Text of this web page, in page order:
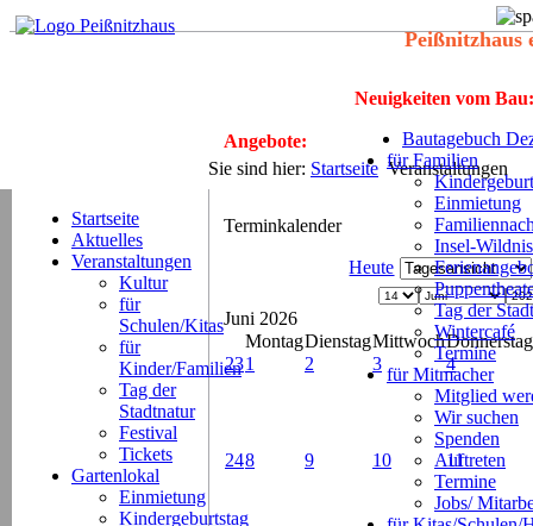
Peißnitzhaus
Neuigkeiten vom Bau:
Bautagebuch
für Familien
Einmietung
Insel-
Tag der
Wintercafé
Termine
für Mitmacher
Mitglied
Wir suchen
Spenden
Auftreten
Termine
Jobs/
Angebote:
Sie sind hier: Startseite Veranstaltungen
Startseite
Aktuelles
Veranstaltungen
Kultur
für
Schulen/Kitas
für
Kinder/Familien
Tag der
Stadtnatur
Festival
Tickets
Gartenlokal
Einmietung
Kindergeburtstag
Terminkalender
Heute
Juni 2026
MontagDienstagMittwochDonnerstag
231 2 3 4
248 9 10 11